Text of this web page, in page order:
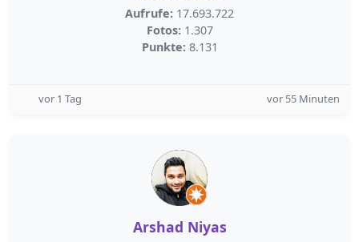
Aufrufe: 17.693.722
Fotos: 1.307
Punkte: 8.131
vor 1 Tag vor 55 Minuten
Arshad Niyas